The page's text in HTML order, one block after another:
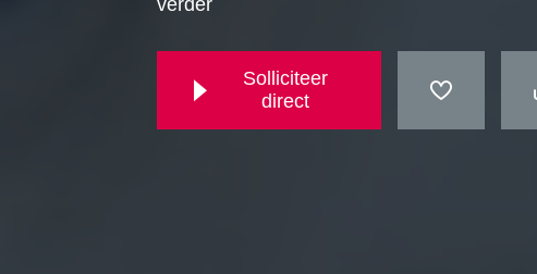
verder
Solliciteer
direct